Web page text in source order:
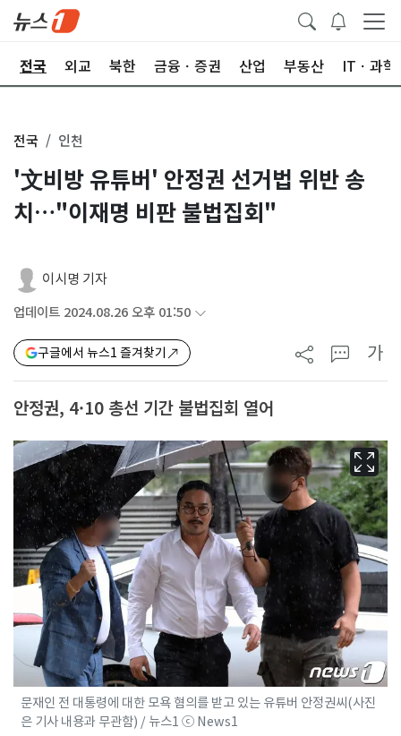
전국 외교 북한 금융ㆍ증권 산업 부동산 ITㆍ과학
전국 인천
'文비방 유튜버' 안정권 선거법 위반 송
치…"이재명 비판 불법집회"
이시명 기자
업데이트 2024.08.26 오후 01:50
구글에서 뉴스1 즐겨찾기 가
안정권, 4·10 총선 기간 불법집회 열어
문재인 전 대통령에 대한 모욕 혐의를 받고 있는 유튜버 안정권씨(사진
은 기사 내용과 무관함) / 뉴스1 ⓒ News1